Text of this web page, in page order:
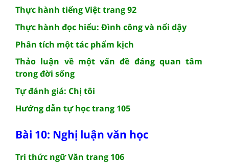
Thực hành tiếng Việt trang 92
Thực hành đọc hiểu: Đình công và nổi dậy
Phân tích một tác phẩm kịch
Thảo luận về một vấn đề đáng quan tâm
trong đời sống
Tự đánh giá: Chị tôi
Hướng dẫn tự học trang 105
Bài 10: Nghị luận văn học
Tri thức ngữ Văn trang 106